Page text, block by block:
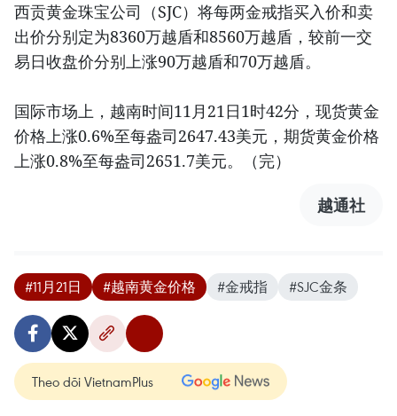
西贡黄金珠宝公司（SJC）将每两金戒指买入价和卖
出价分别定为8360万越盾和8560万越盾，较前一交
易日收盘价分别上涨90万越盾和70万越盾。
国际市场上，越南时间11月21日1时42分，现货黄金
价格上涨0.6%至每盎司2647.43美元，期货黄金价格
上涨0.8%至每盎司2651.7美元。（完）
越通社
#11月21日 #越南黄金价格 #金戒指 #SJC金条
Theo dõi VietnamPlus